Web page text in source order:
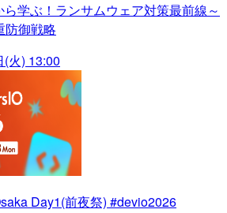
ら学ぶ！ランサムウェア対策最前線～
防御戦略
火) 13:00
Day1(前夜祭) #devio2026